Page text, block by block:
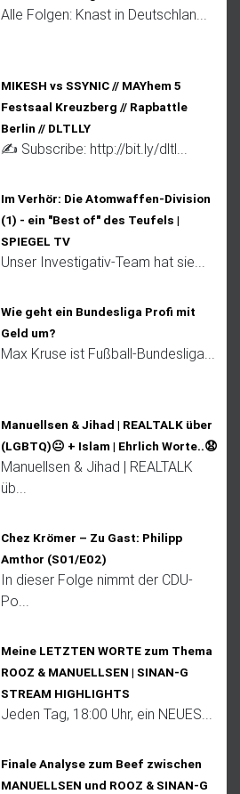
Alle Folgen: Knast in Deutschlan...
MIKESH vs SSYNIC // MAYhem 5
Festsaal Kreuzberg // Rapbattle
Berlin // DLTLLY
✍️ Subscribe: http://bit.ly/dltl...
Im Verhör: Die Atomwaffen-Division
(1) - ein "Best of" des Teufels |
SPIEGEL TV
Unser Investigativ-Team hat sie...
Wie geht ein Bundesliga Profi mit
Geld um?
Max Kruse ist Fußball-Bundesliga...
Manuellsen & Jihad | REALTALK über
(LGBTQ)😐 + Islam | Ehrlich Worte..😧
Manuellsen & Jihad | REALTALK
üb...
Chez Krömer – Zu Gast: Philipp
Amthor (S01/E02)
In dieser Folge nimmt der CDU-
Po...
Meine LETZTEN WORTE zum Thema
ROOZ & MANUELLSEN | SINAN-G
STREAM HIGHLIGHTS
Jeden Tag, 18:00 Uhr, ein NEUES...
Finale Analyse zum Beef zwischen
MANUELLSEN und ROOZ & SINAN-G